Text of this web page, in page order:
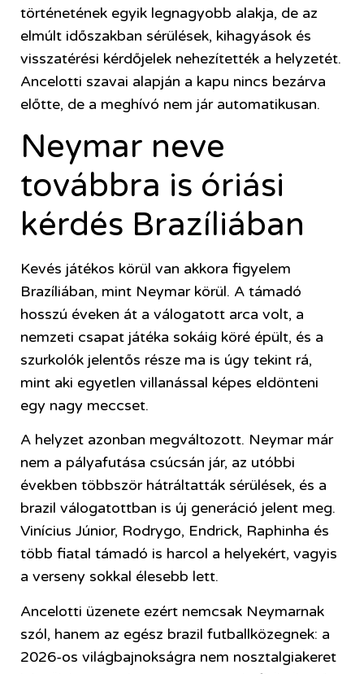
történetének egyik legnagyobb alakja, de az
elmúlt időszakban sérülések, kihagyások és
visszatérési kérdőjelek nehezítették a helyzetét.
Ancelotti szavai alapján a kapu nincs bezárva
előtte, de a meghívó nem jár automatikusan.
Neymar neve
továbbra is óriási
kérdés Brazíliában
Kevés játékos körül van akkora figyelem
Brazíliában, mint Neymar körül. A támadó
hosszú éveken át a válogatott arca volt, a
nemzeti csapat játéka sokáig köré épült, és a
szurkolók jelentős része ma is úgy tekint rá,
mint aki egyetlen villanással képes eldönteni
egy nagy meccset.
A helyzet azonban megváltozott. Neymar már
nem a pályafutása csúcsán jár, az utóbbi
években többször hátráltatták sérülések, és a
brazil válogatottban is új generáció jelent meg.
Vinícius Júnior, Rodrygo, Endrick, Raphinha és
több fiatal támadó is harcol a helyekért, vagyis
a verseny sokkal élesebb lett.
Ancelotti üzenete ezért nemcsak Neymarnak
szól, hanem az egész brazil futballközegnek: a
2026-os világbajnokságra nem nosztalgiakeret